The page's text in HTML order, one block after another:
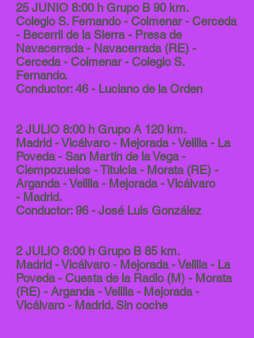
25 JUNIO 8:00 h Grupo B 90 km.
Colegio S. Fernando - Colmenar - Cerceda
- Becerril de la Sierra - Presa de
Navacerrada - Navacerrada (RE) -
Cerceda - Colmenar - Colegio S.
Fernando.
Conductor: 46 - Luciano de la Orden
2 JULIO 8:00 h Grupo A 120 km.
Madrid - Vicálvaro - Mejorada - Velilla - La
Poveda - San Martín de la Vega -
Ciempozuelos - Titulcia - Morata (RE) -
Arganda - Velilla - Mejorada - Vicálvaro
- Madrid.
Conductor: 96 - José Luis González
2 JULIO 8:00 h Grupo B 85 km.
Madrid - Vicálvaro - Mejorada - Velilla - La
Poveda - Cuesta de la Radio (M) - Morata
(RE) - Arganda - Velilla - Mejorada -
Vicálvaro - Madrid. Sin coche